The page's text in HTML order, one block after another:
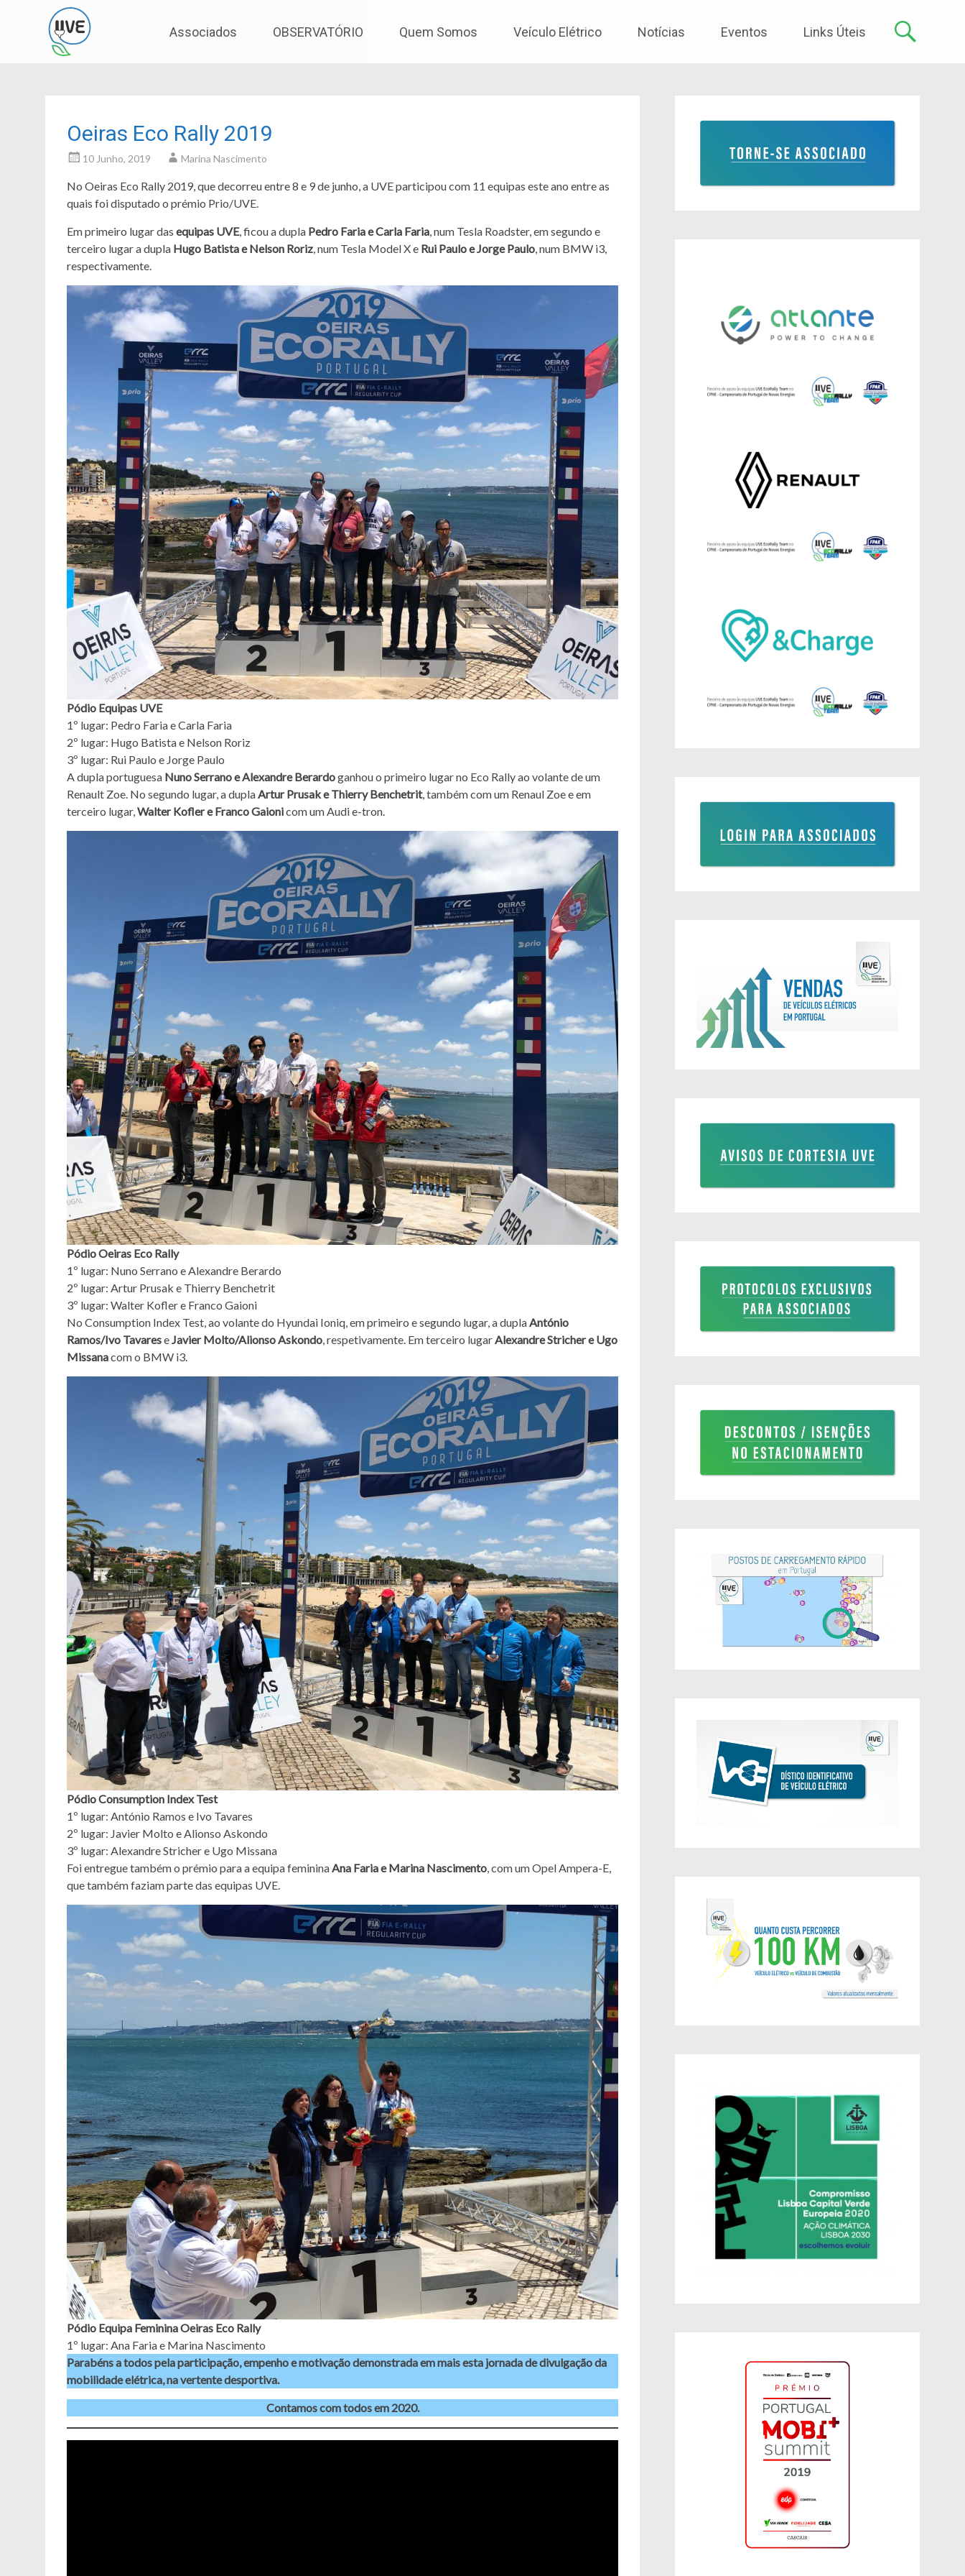
to
Associados OBSERVATÓRIO Quem Somos Veículo Elétrico Notícias Eventos Links Úteis
Oeiras Eco Rally 2019
10 Junho, 2019 Marina Nascimento
No Oeiras Eco Rally 2019, que decorreu entre 8 e 9 de junho, a UVE participou com 11 equipas este ano entre as
quais foi disputado o prémio Prio/UVE.
Em primeiro lugar das equipas UVE, ficou a dupla Pedro Faria e Carla Faria, num Tesla Roadster, em segundo e
terceiro lugar a dupla Hugo Batista e Nelson Roriz, num Tesla Model X e Rui Paulo e Jorge Paulo, num BMW i3,
respectivamente.
Pódio Equipas UVE
1º lugar: Pedro Faria e Carla Faria
2º lugar: Hugo Batista e Nelson Roriz
3º lugar: Rui Paulo e Jorge Paulo
A dupla portuguesa Nuno Serrano e Alexandre Berardoganhou o primeiro lugar no Eco Rally ao volante de um
Renault Zoe. No segundo lugar, a duplaArtur Prusak e Thierry Benchetrit, também com um Renaul Zoe e em
terceiro lugar,Walter Kofler e Franco Gaionicom um Audi e-tron.
Pódio Oeiras Eco Rally
1º lugar: Nuno Serrano e Alexandre Berardo
2º lugar: Artur Prusak e Thierry Benchetrit
3º lugar: Walter Kofler e Franco Gaioni
No Consumption Index Test, ao volante do Hyundai Ioniq, em primeiro e segundo lugar, a duplaAntónio
Ramos/Ivo TavareseJavier Molto/Alionso Askondo, respetivamente. Em terceiro lugarAlexandre Stricher e Ugo
Missanacom o BMW i3.
Pódio Consumption Index Test
1º lugar: António Ramos e Ivo Tavares
2º lugar: Javier Molto e Alionso Askondo
3º lugar: Alexandre Stricher e Ugo Missana
Foi entregue também o prémio para a equipa femininaAna Faria e Marina Nascimento, com um Opel Ampera-E,
que também faziam parte das equipas UVE.
Pódio Equipa Feminina Oeiras Eco Rally
1º lugar: Ana Faria e Marina Nascimento
Parabéns a todos pela participação, empenho e motivação demonstrada em mais esta jornada de divulgação da
mobilidade elétrica, na vertente desportiva.
Contamos com todos em 2020.